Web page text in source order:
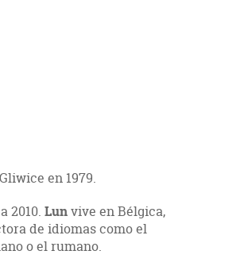
en 1979.
2010. Lunvive en Bélgica,
de idiomas como el
o el rumano.